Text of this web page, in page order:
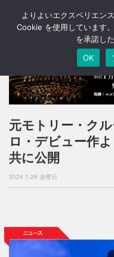
元モトリー・ク
ロ・デビュー作
共に公開
2024.1.26 金曜日
よりよいエクスペリエン
Cookie を使用しています
を承諾し
OK